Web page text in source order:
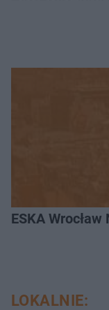
ESKA
LOKALNIE: